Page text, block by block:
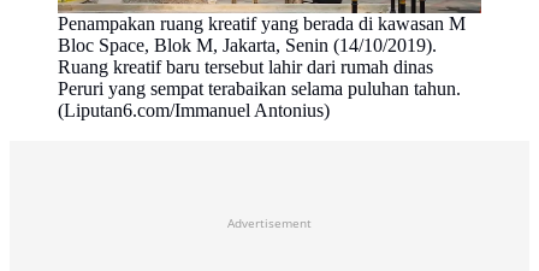
Penampakan ruang kreatif yang berada di kawasan M
Bloc Space, Blok M, Jakarta, Senin (14/10/2019).
Ruang kreatif baru tersebut lahir dari rumah dinas
Peruri yang sempat terabaikan selama puluhan tahun.
(Liputan6.com/Immanuel Antonius)
Advertisement